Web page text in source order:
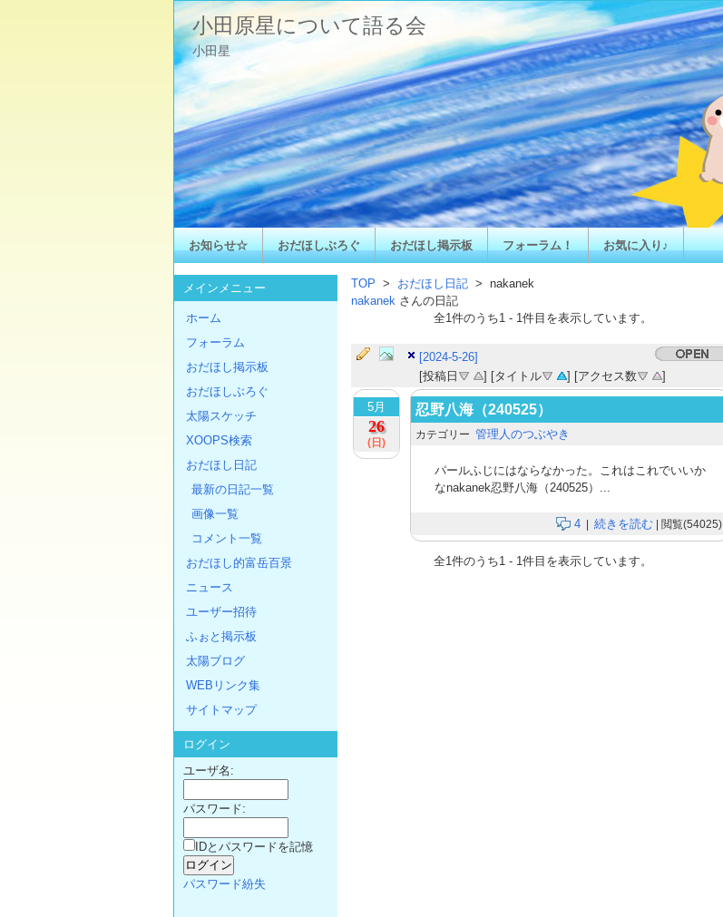
小田原星について語る会
小田星
お知らせ☆ おだほしぶろぐ おだほし掲示板 フォーラム！ お気に入り♪
TOP > おだほし日記 > nakanek
nakanek さんの日記
全1件のうち1- 1件目を表示しています。
[2024-5-26]
[投稿日
] [タイトル ] [アクセス数 ]
5月
26
(日)
忍野八海（240525）
カテゴリー 管理人のつぶやき
パールふじにはならなかった。これはこれでいいか
なnakanek忍野八海（240525）...
4 | 続きを読む | 閲覧(54025)
全1件のうち1- 1件目を表示しています。
メインメニュー
ホーム
フォーラム
おだほし掲示板
おだほしぶろぐ
太陽スケッチ
XOOPS検索
おだほし日記
最新の日記一覧
画像一覧
コメント一覧
おだほし的富岳百景
ニュース
ユーザー招待
ふぉと掲示板
太陽ブログ
WEBリンク集
サイトマップ
ログイン
ユーザ名:
パスワード:
IDとパスワードを記憶
パスワード紛失